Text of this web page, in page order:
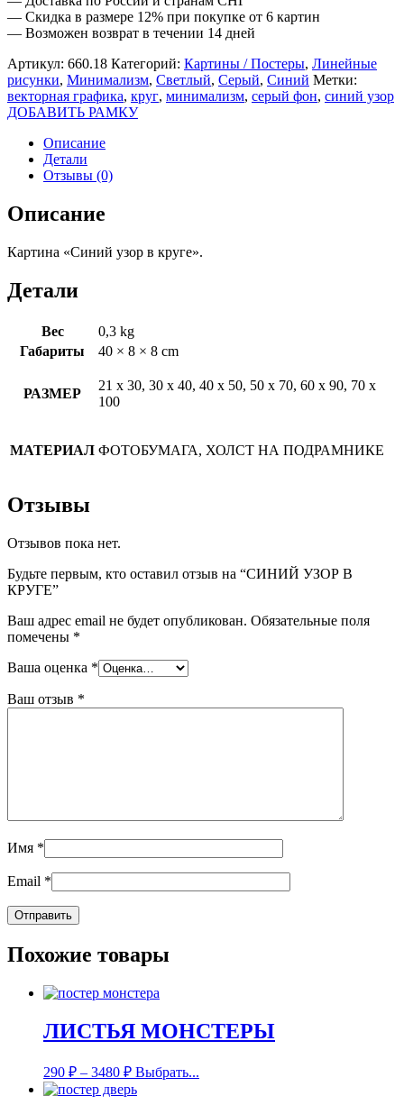
— Скидка в размере 12% при покупке от 6 картин
— Возможен возврат в течении 14 дней
Артикул: 660.18 Категорий: Картины / Постеры, Линейные
рисунки, Минимализм, Светлый, Серый, Синий Метки:
векторная графика, круг, минимализм, серый фон, синий узор
ДОБАВИТЬ РАМКУ
Описание
Детали
Отзывы (0)
Описание
Картина «Синий узор в круге».
Детали
Вес
0,3 kg
Габариты
40 × 8 × 8 cm
РАЗМЕР
21 х 30, 30 х 40, 40 х 50, 50 х 70, 60 х 90, 70 х
100
МАТЕРИАЛ ФОТОБУМАГА, ХОЛСТ НА ПОДРАМНИКЕ
Отзывы
Отзывов пока нет.
Будьте первым, кто оставил отзыв на “СИНИЙ УЗОР В
КРУГЕ”
Ваш адрес email не будет опубликован. Обязательные поля
помечены *
Ваша оценка *
Ваш отзыв *
Имя *
Email *
Похожие товары
ЛИСТЬЯ МОНСТЕРЫ
290 ₽ – 3480 ₽ Выбрать...